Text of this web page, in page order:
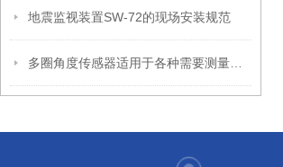
地震监视装置SW-72的现场安装规范